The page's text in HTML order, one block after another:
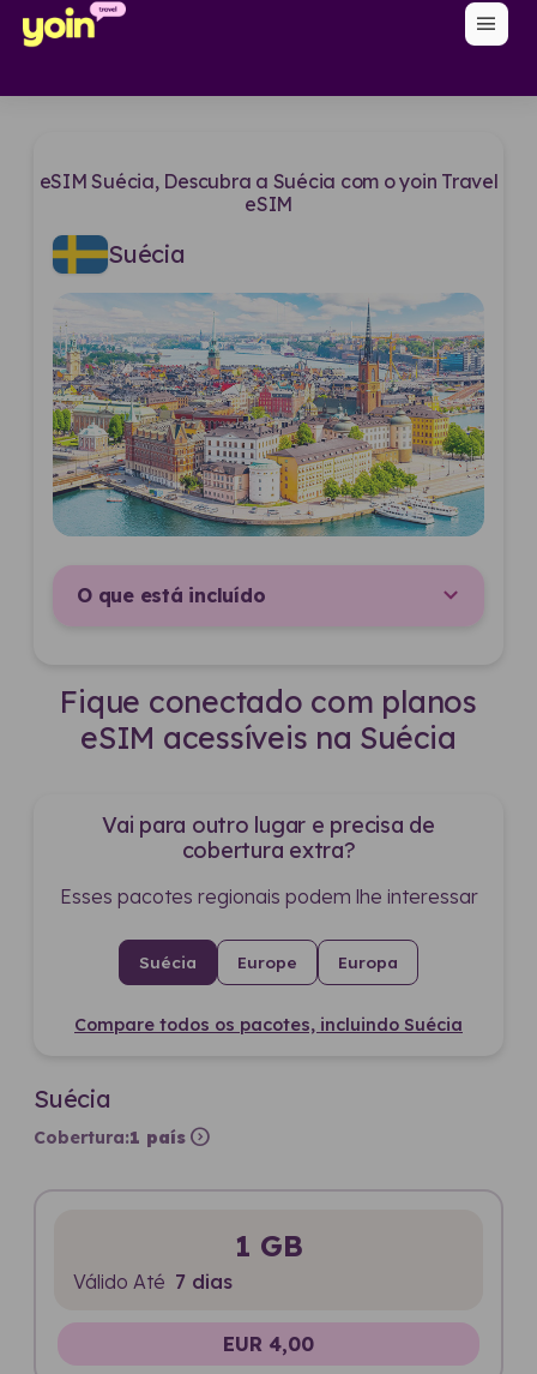
menu
eSIM Suécia, Descubra a Suécia com o yoin Travel
eSIM
Suécia
O que está incluído
Fique conectado com planos
eSIM acessíveis na Suécia
Vai para outro lugar e precisa de
cobertura extra?
Esses pacotes regionais podem lhe interessar
Suécia Europe Europa
Compare todos os pacotes, incluindo Suécia
Suécia
Cobertura:1 país expand_circle_right
1 GB
Válido Até 7 dias
EUR 4,00